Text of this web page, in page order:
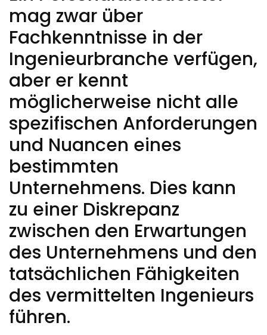
mag zwar über
Fachkenntnisse in der
Ingenieurbranche verfügen,
aber er kennt
möglicherweise nicht alle
spezifischen Anforderungen
und Nuancen eines
bestimmten
Unternehmens. Dies kann
zu einer Diskrepanz
zwischen den Erwartungen
des Unternehmens und den
tatsächlichen Fähigkeiten
des vermittelten Ingenieurs
führen.